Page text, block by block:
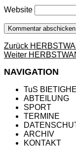
Website
Zurück Vorheriger
Beitrag:
Weiter Nächster
NAVIGATION
TuS
ABTEILUNG
SPORT
TERMINE
ARCHIV
KONTAKT